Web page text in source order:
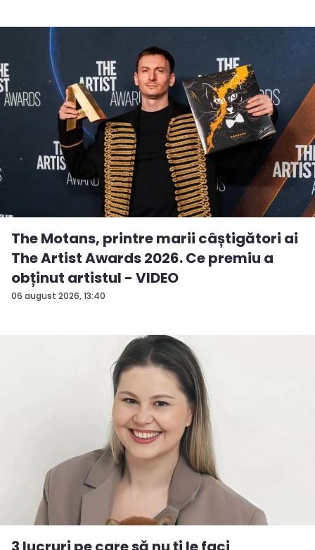
06 august 2026, 13:40
The Motans, printre marii câștigători ai
The Artist Awards 2026. Ce premiu a
obținut artistul - VIDEO